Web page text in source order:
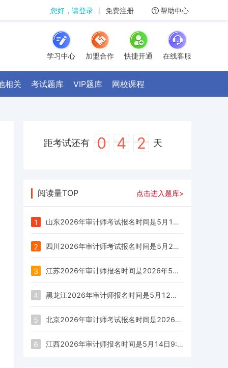
您好，请登录 丨 免费注册 帮助中心
学习中心 加盟合作 快捷开通 在线客服
相关 考试题库 VIP题库 网校课程
距考试还有 0 4 2 天
阅读量TOP 点击进入题库>
1 山东2026年审计师考试报名时间是5月15日9∶00—5月27日16∶00
2 四川2026年审计师考试报名时间是5月21日至6月3日
3 江苏2026年审计师报名时间是2026年5月12日9：00—6月3日16：00
4 黑龙江2026年审计师报名时间是5月12日9：00－5月22日16：00
5 北京2026年审计师考试报名时间是2026年5月11日至5月20日
6 江西2026年审计师报名时间是5月14日9:00— 24日17:00